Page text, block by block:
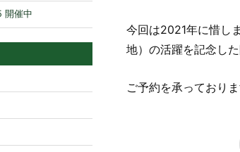
今回は2021年に惜し
地）の活躍を記念し
ご予約を承っておりま
開催中